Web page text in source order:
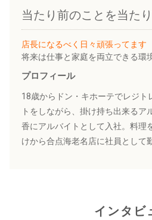
当たり前のことを当た
店長になるべく日々頑張ってます
将来は仕事と家庭を両立できる環
プロフィール
18歳からドン・キホーテでレジト
トをしながら、掛け持ち出来るア
香にアルバイトとして入社。料理
けから合点海老名店に社員として
インタビ